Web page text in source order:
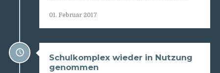
01. Februar 2017
Schulkomplex wieder in Nutzung
genommen